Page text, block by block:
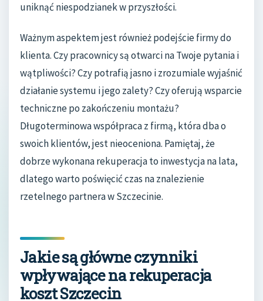
uniknąć niespodzianek w przyszłości.
Ważnym aspektem jest również podejście firmy do
klienta. Czy pracownicy są otwarci na Twoje pytania i
wątpliwości? Czy potrafią jasno i zrozumiale wyjaśnić
działanie systemu i jego zalety? Czy oferują wsparcie
techniczne po zakończeniu montażu?
Długoterminowa współpraca z firmą, która dba o
swoich klientów, jest nieoceniona. Pamiętaj, że
dobrze wykonana rekuperacja to inwestycja na lata,
dlatego warto poświęcić czas na znalezienie
rzetelnego partnera w Szczecinie.
Jakie są główne czynniki
wpływające na rekuperacja
koszt Szczecin